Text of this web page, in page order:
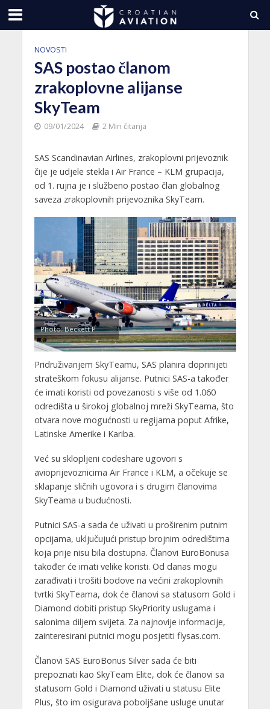
NOVOSTI
SAS postao članom
zrakoplovne alijanse
SkyTeam
09/01/2024 2 Min čitanja
SAS Scandinavian Airlines, zrakoplovni prijevoznik
čije je udjele stekla i Air France – KLM grupacija,
od 1. rujna je i službeno postao član globalnog
saveza zrakoplovnih prijevoznika SkyTeam.
Photo: Beckett P
Pridruživanjem SkyTeamu, SAS planira doprinijeti
strateškom fokusu alijanse. Putnici SAS-a također
će imati koristi od povezanosti s više od 1.060
odredišta u širokoj globalnoj mreži SkyTeama, što
otvara nove mogućnosti u regijama poput Afrike,
Latinske Amerike i Kariba.
Već su sklopljeni codeshare ugovori s
avioprijevoznicima Air France i KLM, a očekuje se
sklapanje sličnih ugovora i s drugim članovima
SkyTeama u budućnosti.
Putnici SAS-a sada će uživati u proširenim putnim
opcijama, uključujući pristup brojnim odredištima
koja prije nisu bila dostupna. Članovi EuroBonusa
također će imati velike koristi. Od danas mogu
zarađivati i trošiti bodove na većini zrakoplovnih
tvrtki SkyTeama, dok će članovi sa statusom Gold i
Diamond dobiti pristup SkyPriority uslugama i
salonima diljem svijeta. Za najnovije informacije,
zainteresirani putnici mogu posjetiti flysas.com.
Članovi SAS EuroBonus Silver sada će biti
prepoznati kao SkyTeam Elite, dok će članovi sa
statusom Gold i Diamond uživati u statusu Elite
Plus, što im osigurava poboljšane usluge unutar